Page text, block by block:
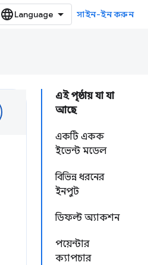
সাইন-ইন করুন
এই পৃষ্ঠায় যা যা
আছে
একটি একক
ইভেন্ট মডেল
বিভিন্ন ধরনের
ইনপুট
ডিফল্ট অ্যাকশন
পয়েন্টার
ক্যাপচার